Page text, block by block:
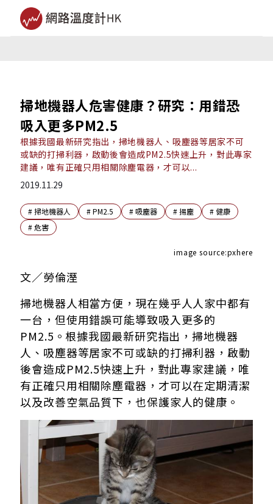
掃地機器人危害健康？研究：用錯恐
吸入更多PM2.5
根據我國最新研究指出，掃地機器人、吸塵器等居家不可
或缺的打掃利器，啟動後會造成PM2.5快速上升，對此專家
建議，唯有正確只用相關除塵電器，才可以...
2019.11.29
#掃地機器人 #PM2.5 #吸塵器 #揚塵 #健康
#危害
image source:pxhere
文／勞倫溼
掃地機器人相當方便，現在幾乎人人家中都有
一台，但使用錯誤可能導致吸入更多的
PM2.5。根據我國最新研究指出，掃地機器
人、吸塵器等居家不可或缺的打掃利器，啟動
後會造成PM2.5快速上升，對此專家建議，唯
有正確只用相關除塵電器，才可以在定期清潔
以及改善空氣品質下，也保護家人的健康。